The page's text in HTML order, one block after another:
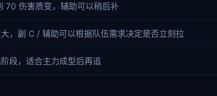
70 伤害质变，辅助可以稍后补
，副 C / 辅助可以根据队伍需求决定是否立刻拉
段，适合主力成型后再追